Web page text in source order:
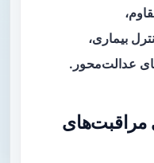
بیماری،
عدالت‌محور.
مراقبت‌های